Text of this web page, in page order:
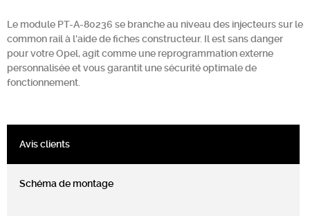
Le module PT-A-80236 se branche au niveau des injecteurs sur le
common rail à l'aide de fiches constructeur. Il est sans danger
pour votre Opel, agit comme une reprogrammation externe
personnalisée et vous garantit une sécurité optimale de
fonctionnement.
Avis clients
Schéma de montage